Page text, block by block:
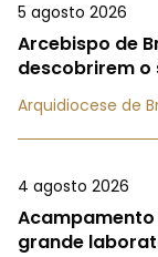
5 agosto 2026
Arcebispo de
descobrirem o
Arquidiocese de
4 agosto 2026
Acampamento
grande